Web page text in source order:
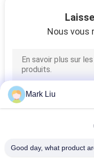
Nous vous
Mark Liu
Good day, what product